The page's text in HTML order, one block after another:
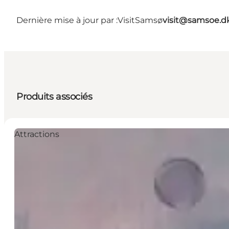
Dernière mise à jour par :VisitSamsø
Produits associés
Attractions